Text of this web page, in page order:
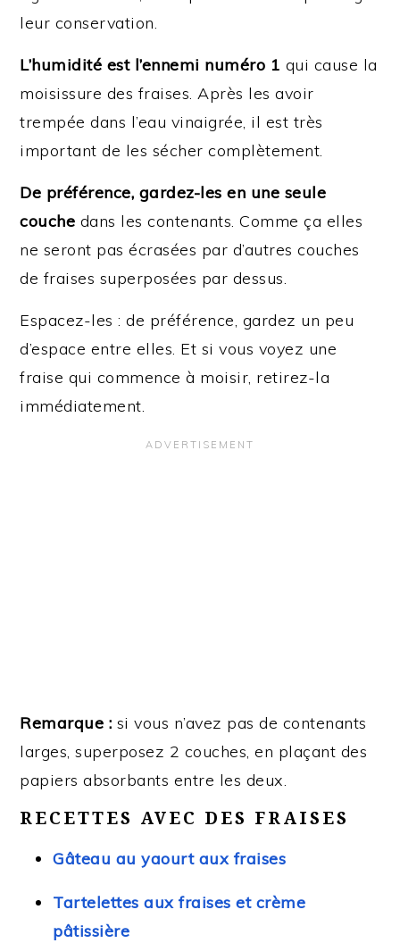
leur conservation.
L’humidité est l’ennemi numéro 1 qui cause la
moisissure des fraises. Après les avoir
trempée dans l’eau vinaigrée, il est très
important de les sécher complètement.
De préférence, gardez-les en une seule
couche dans les contenants. Comme ça elles
ne seront pas écrasées par d’autres couches
de fraises superposées par dessus.
Espacez-les : de préférence, gardez un peu
d’espace entre elles. Et si vous voyez une
fraise qui commence à moisir, retirez-la
immédiatement.
Remarque : si vous n’avez pas de contenants
larges, superposez 2 couches, en plaçant des
papiers absorbants entre les deux.
RECETTES AVEC DES FRAISES
Gâteau au yaourt aux fraises
Tartelettes aux fraises et crème
pâtissière